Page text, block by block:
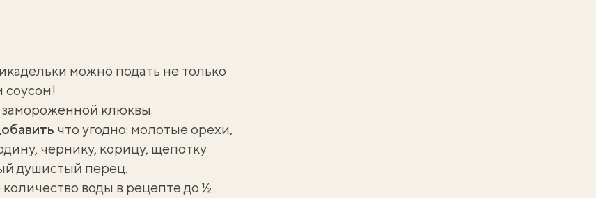
можно подать не только
соусом!
замороженной клюквы.
что угодно: молотые орехи,
чернику, корицу, щепотку
душистый перец.
количество воды в рецепте до ½